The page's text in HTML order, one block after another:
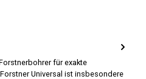
für exakte
Universal ist insbesondere